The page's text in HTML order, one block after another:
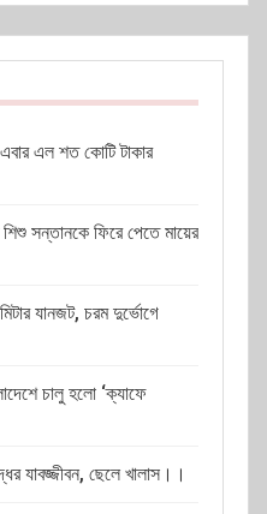
এল শত কোটি টাকার
সন্তানকে ফিরে পেতে মায়ের
যানজট, চরম দুর্ভোগে
চালু হলো ‘ক্যাফে
যাবজ্জীবন, ছেলে খালাস।।